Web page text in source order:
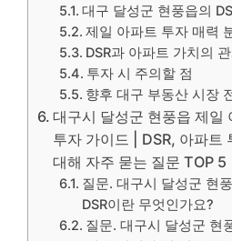
대구 달성군 현풍읍의
제일 아파트 투자 매력
DSR과 아파트 가치의
투자 시 주의할 점
향후 대구 부동산 시장
대구시 달성군 현풍읍 제일
투자 가이드 | DSR, 아파트
대해 자주 묻는 질문 TOP 5
질문. 대구시 달성군 현
DSR이란 무엇인가요?
질문. 대구시 달성군 현